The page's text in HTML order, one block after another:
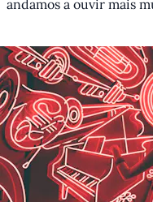
andamos a ouvir mais